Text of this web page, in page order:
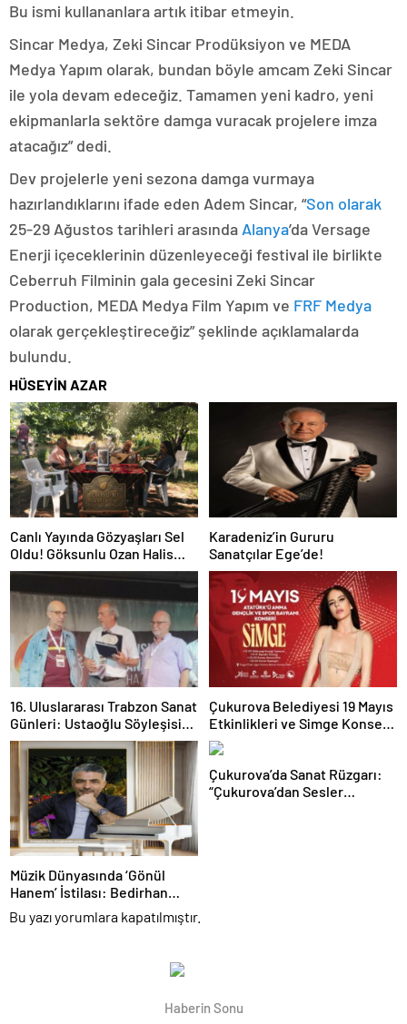
Bu ismi kullananlara artık itibar etmeyin.
Sincar Medya, Zeki Sincar Prodüksiyon ve MEDA
Medya Yapım olarak, bundan böyle amcam Zeki Sincar
ile yola devam edeceğiz. Tamamen yeni kadro, yeni
ekipmanlarla sektöre damga vuracak projelere imza
atacağız” dedi.
Dev projelerle yeni sezona damga vurmaya
hazırlandıklarını ifade eden Adem Sincar, “Son olarak
25-29 Ağustos tarihleri arasında Alanya’da Versage
Enerji içeceklerinin düzenleyeceği festival ile birlikte
Ceberruh Filminin gala gecesini Zeki Sincar
Production, MEDA Medya Film Yapım ve FRF Medya
olarak gerçekleştireceğiz” şeklinde açıklamalarda
bulundu.
HÜSEYİN AZAR
Canlı Yayında Gözyaşları Sel
Oldu! Göksunlu Ozan Halis
Bey Sazı Eline Aldı, Stüdyo
Buz Kesti!
Karadeniz’in Gururu
Sanatçılar Ege’de!
16. Uluslararası Trabzon Sanat
Günleri: Ustaoğlu Söyleşisi
ve Plaket Töreni
Çukurova Belediyesi 19 Mayıs
Etkinlikleri ve Simge Konseri
Detayları
Müzik Dünyasında ‘Gönül
Hanem’ İstilası: Bedirhan
Bıçakçı Kalplerin Yeni Sahibi
Oldu!
Çukurova’da Sanat Rüzgarı:
“Çukurova’dan Sesler
Bu yazı yorumlara kapatılmıştır.
Haberin Sonu